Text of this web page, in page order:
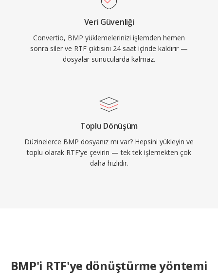
Veri Güvenliği
Convertio, BMP yüklemelerinizi işlemden hemen
sonra siler ve RTF çıktısını 24 saat içinde kaldırır —
dosyalar sunucularda kalmaz.
Toplu Dönüşüm
Düzinelerce BMP dosyanız mı var? Hepsini yükleyin ve
toplu olarak RTF'ye çevirin — tek tek işlemekten çok
daha hızlıdır.
BMP'i RTF'ye dönüştürme yöntemi